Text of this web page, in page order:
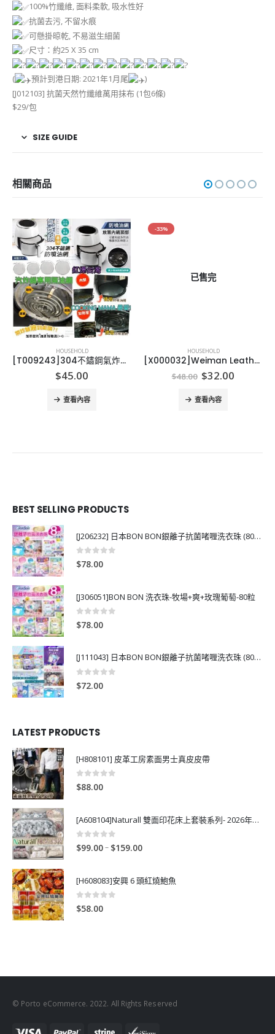
100%竹纖維, 面料柔軟, 吸水性好
抗菌去污, 不留水痕
可懸掛晾乾, 不易滋生細菌
尺寸：約25 X 35 cm
( 預計到港日期: 2021年1月尾
)
[J012103] 抗菌天然竹纖維萬用抹布 (1包6條)
$29/包
SIZE GUIDE
相關商品
HOUSEHOLD
[T009243]304不鏽鋼氣炸鍋專用防噴油網-19/21/23/25
$45.00
查看內容
-33%
已售完
HOUSEHOLD
[X000032]Weiman Leather Wipes Weiman 皮革清潔專用濕巾 (1樽30片)
$48.00 Original
price
was:
$48.00.
$32.00
查看內容
BEST SELLING PRODUCTS
[J206232] 日本BON BON銀離子抗菌啫喱洗衣珠 (80粒)
0out of 5
$78.00
[J306051]BON BON 洗衣珠-牧場+爽+玫瑰葡萄-80粒
0out of 5
$78.00
[J111043] 日本BON BON銀離子抗菌啫喱洗衣珠 (80粒)
0out of 5
$72.00
LATEST PRODUCTS
[H808101] 皮革工房素面男士真皮皮帶
0 out of 5
$88.00
[A608104]Naturall 雙面印花床上套裝系列- 2026年秋季新款
0 out of 5
$99.00– $159.00P
c
9
[H608083]安興 6 頭紅燒鮑魚
0out of 5
$58.00
© Porto eCommerce. 2022. All Rights Reserved